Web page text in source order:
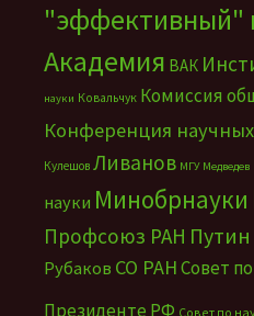
"эффективный"
Академия ВАК
науки Ковальчук Комиссия
Конференция
Кулешов Ливанов МГУ Медведев
науки Минобрнауки
Профсоюз РАН Путин
Рубаков СО РАНСовет
Президенте РФ Совет по